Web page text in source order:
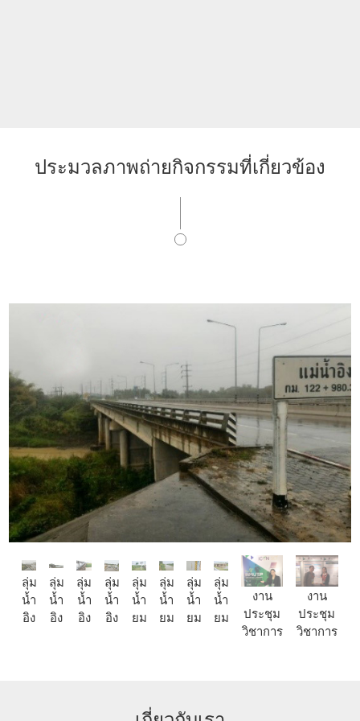
ประมวลภาพถ่ายกิจกรรมที่เกี่ยวข้อง
ลุ่ม
น้ำ
อิง
ลุ่ม
น้ำ
อิง
ลุ่ม
น้ำ
อิง
ลุ่ม
น้ำ
อิง
ลุ่ม
น้ำ
ยม
ลุ่ม
น้ำ
ยม
ลุ่ม
น้ำ
ยม
ลุ่ม
น้ำ
ยม
งาน
ประชุม
วิชาการ
งาน
ประชุม
วิชาการ